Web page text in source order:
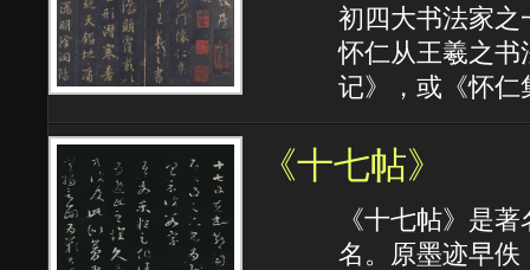
初四大书法家之
怀仁从王羲之书
记》，或《怀仁
《十七帖》
《十七帖》是
名。原墨迹早佚